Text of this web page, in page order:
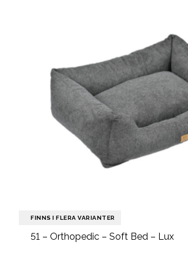
FINNS I FLERA VARIANTER
51 – Orthopedic – Soft Bed – Lux